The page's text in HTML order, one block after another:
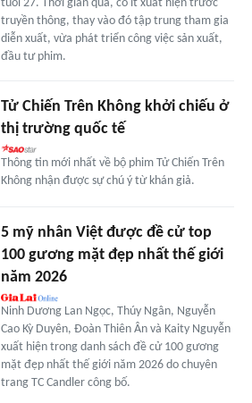
tuổi 27. Thời gian qua, cô ít xuất hiện trước
truyền thông, thay vào đó tập trung tham gia
diễn xuất, vừa phát triển công việc sản xuất,
đầu tư phim.
Tử Chiến Trên Không khởi chiếu ở
thị trường quốc tế
Thông tin mới nhất về bộ phim Tử Chiến Trên
Không nhận được sự chú ý từ khán giả.
5 mỹ nhân Việt được đề cử top
100 gương mặt đẹp nhất thế giới
năm 2026
Ninh Dương Lan Ngọc, Thúy Ngân, Nguyễn
Cao Kỳ Duyên, Đoàn Thiên Ân và Kaity Nguyễn
xuất hiện trong danh sách đề cử 100 gương
mặt đẹp nhất thế giới năm 2026 do chuyên
trang TC Candler công bố.